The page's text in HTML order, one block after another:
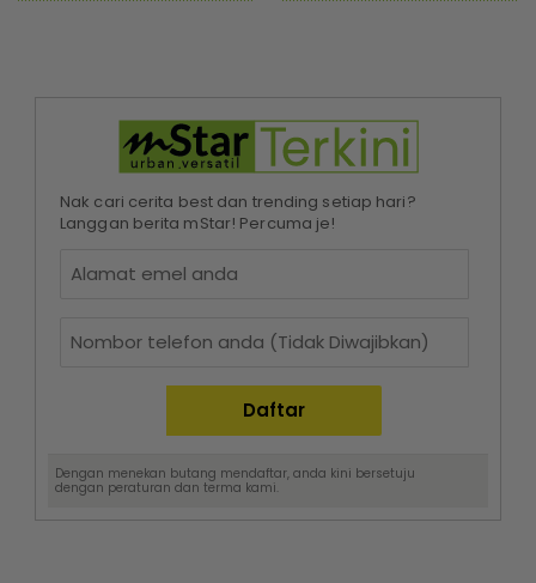
Nak cari cerita best dan trending setiap hari?
Langgan berita mStar! Percuma je!
Dengan menekan butang mendaftar, anda kini bersetuju
dengan peraturan dan terma kami.